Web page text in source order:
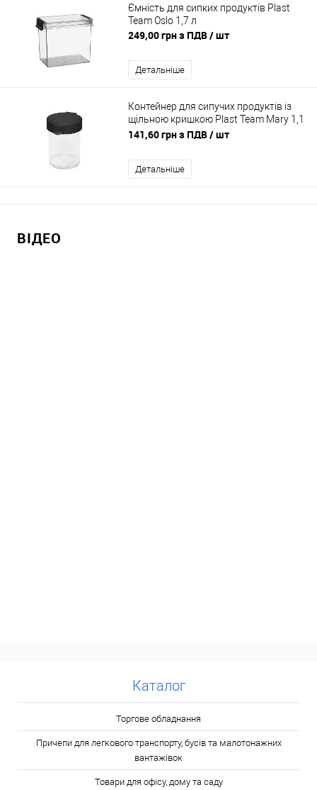
Ємність для сипких продуктів Plast
Team Oslo 1,7 л
249,00 грн з ПДВ/ шт
Детальніше
Контейнер для сипучих продуктів із
щільною кришкою Plast Team Mary 1,1
л
141,60 грн з ПДВ/ шт
Детальніше
ВІДЕО
Каталог
Торгове обладнання
Причепи для легкового транспорту, бусів та малотонажних
вантажівок
Товари для офісу, дому та саду